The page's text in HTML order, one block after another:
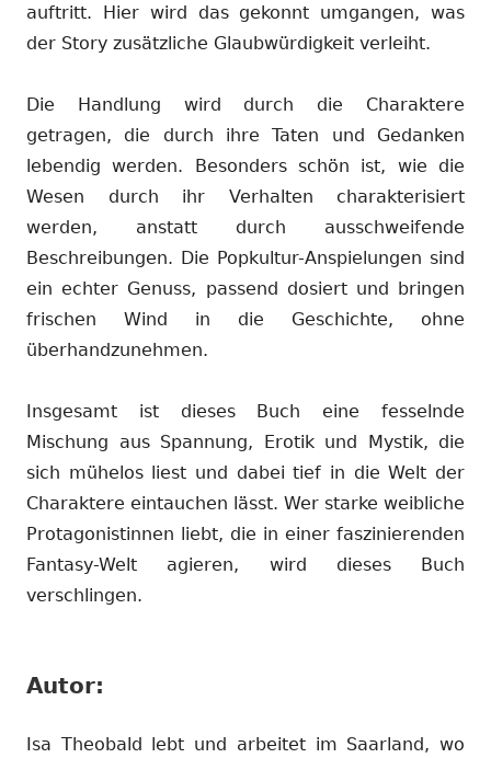
auftritt. Hier wird das gekonnt umgangen, was
der Story zusätzliche Glaubwürdigkeit verleiht.
Die Handlung wird durch die Charaktere
getragen, die durch ihre Taten und Gedanken
lebendig werden. Besonders schön ist, wie die
Wesen durch ihr Verhalten charakterisiert
werden, anstatt durch ausschweifende
Beschreibungen. Die Popkultur-Anspielungen sind
ein echter Genuss, passend dosiert und bringen
frischen Wind in die Geschichte, ohne
überhandzunehmen.
Insgesamt ist dieses Buch eine fesselnde
Mischung aus Spannung, Erotik und Mystik, die
sich mühelos liest und dabei tief in die Welt der
Charaktere eintauchen lässt. Wer starke weibliche
Protagonistinnen liebt, die in einer faszinierenden
Fantasy-Welt agieren, wird dieses Buch
verschlingen.
Autor:
Isa Theobald lebt und arbeitet im Saarland, wo